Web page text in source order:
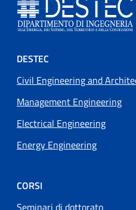
Footer menu
DESTEC
Civil Engineering and
Management Engineering
Electrical Engineering
Energy Engineering
CORSI